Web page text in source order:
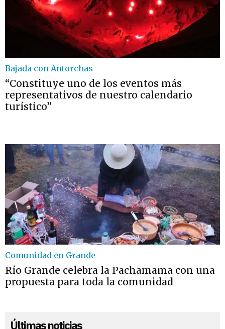
Bajada con Antorchas
“Constituye uno de los eventos más
representativos de nuestro calendario
turístico”
Comunidad en Grande
Río Grande celebra la Pachamama con una
propuesta para toda la comunidad
Últimas noticias